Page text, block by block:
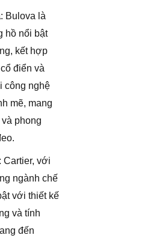
: Bulova là
hồ nổi bật
kết hợp
điển và
công nghệ
mẽ, mang
phong
: Cartier, với
ngành chế
với thiết kế
và tính
đến